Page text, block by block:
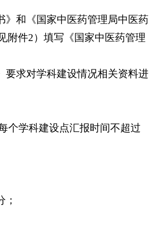
和《国家中医药管理局中医药
附件2）填写《国家中医药管理
求对学科建设情况相关资料进
个学科建设点汇报时间不超过